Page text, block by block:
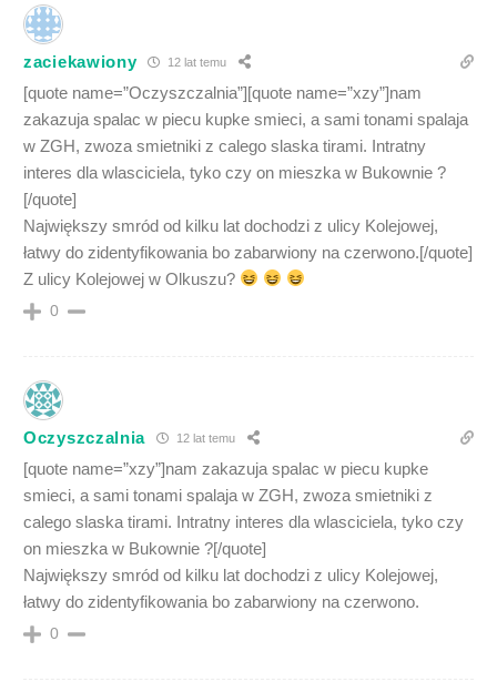
zaciekawiony 12 lat temu
[quote name=”Oczyszczalnia”][quote name=”xzy”]nam
zakazuja spalac w piecu kupke smieci, a sami tonami spalaja
w ZGH, zwoza smietniki z calego slaska tirami. Intratny
interes dla wlasciciela, tyko czy on mieszka w Bukownie ?
[/quote]
Największy smród od kilku lat dochodzi z ulicy Kolejowej,
łatwy do zidentyfikowania bo zabarwiony na czerwono.[/quote]
Z ulicy Kolejowej w Olkuszu?
0
Oczyszczalnia 12 lat temu
[quote name=”xzy”]nam zakazuja spalac w piecu kupke
smieci, a sami tonami spalaja w ZGH, zwoza smietniki z
calego slaska tirami. Intratny interes dla wlasciciela, tyko czy
on mieszka w Bukownie ?[/quote]
Największy smród od kilku lat dochodzi z ulicy Kolejowej,
łatwy do zidentyfikowania bo zabarwiony na czerwono.
0